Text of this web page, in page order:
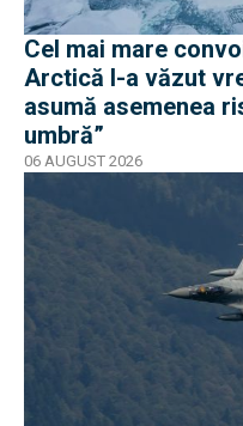
Cel mai mare
Arctică l-a văzut
asumă asemenea
umbră”
06 AUGUST 2026